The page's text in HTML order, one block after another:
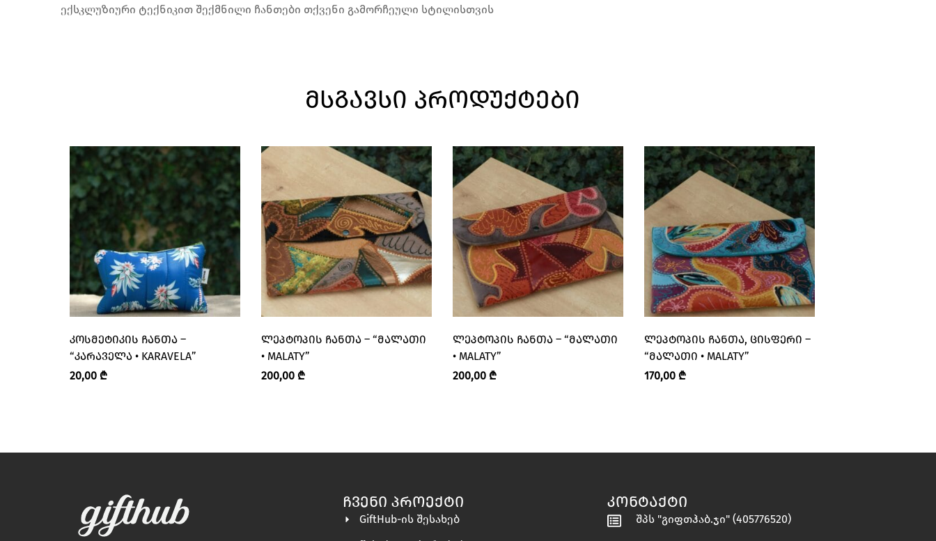
ექსკლუზიური ტექნიკით შექმნილი ჩანთები თქვენი გამორჩეული სტილისთვის
ᲛᲡᲒᲐᲕᲡᲘ ᲞᲠᲝᲓᲣᲥᲢᲔᲑᲘ
ᲙᲝᲡᲛᲔᲢᲘᲙᲘᲡ ᲩᲐᲜᲗᲐ –
“ᲙᲐᲠᲐᲕᲔᲚᲐ • KARAVELA”
20,00 ₾
ᲚᲔᲞᲢᲝᲞᲘᲡ ᲩᲐᲜᲗᲐ – “ᲛᲐᲚᲐᲗᲘ
• MALATY”
200,00 ₾
ᲚᲔᲞᲢᲝᲞᲘᲡ ᲩᲐᲜᲗᲐ – “ᲛᲐᲚᲐᲗᲘ
• MALATY”
200,00 ₾
ᲚᲔᲞᲢᲝᲞᲘᲡ ᲩᲐᲜᲗᲐ, ᲪᲘᲡᲤᲔᲠᲘ –
“ᲛᲐᲚᲐᲗᲘ • MALATY”
170,00 ₾
ᲩᲕᲔᲜᲘ ᲞᲠᲝᲔᲥᲢᲘ
GiftHub-ის შესახებ
ᲙᲝᲜᲢᲐᲥᲢᲘ
შპს "გიფთჰაბ.ჯი" (405776520)